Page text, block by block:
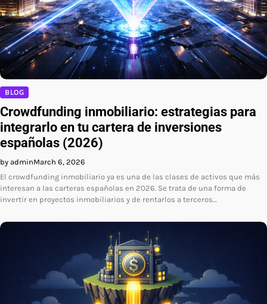
BLOG
Crowdfunding inmobiliario: estrategias para
integrarlo en tu cartera de inversiones
españolas (2026)
by adminMarch 6, 2026
El crowdfunding inmobiliario ya es una de las clases de activos que más
interesan a las carteras españolas en 2026. Se trata de una forma de
invertir en proyectos inmobiliarios y de rentarlos a terceros…